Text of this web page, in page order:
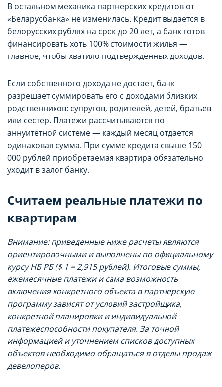
В остальном механика партнерских кредитов от
«Беларусбанка» не изменилась. Кредит выдается в
белорусских рублях на срок до 20 лет, а банк готов
финансировать хоть 100% стоимости жилья —
главное, чтобы хватило подтвержденных доходов.
Если собственного дохода не достает, банк
разрешает суммировать его с доходами близких
родственников: супругов, родителей, детей, братьев
или сестер. Платежи рассчитываются по
аннуитетной системе — каждый месяц отдается
одинаковая сумма. При сумме кредита свыше 150
000 рублей приобретаемая квартира обязательно
уходит в залог банку.
Считаем реальные платежи по
квартирам
Внимание: приведенные ниже расчеты являются
ориентировочными и выполнены по официальному
курсу НБ РБ ($ 1 = 2,915 рублей). Итоговые суммы,
ежемесячные платежи и сама возможность
включения конкретного объекта в партнерскую
программу зависят от условий застройщика,
конкретной планировки и индивидуальной
платежеспособности покупателя. За точной
информацией и уточнением списков доступных
объектов необходимо обращаться в отделы продаж
девелоперов.
функциональные (обязательные) cookie»,
без которых невозможно корректное
функционирование сайта domovita.by
(далее – Сайт).
Сайт запоминает Ваш выбор настроек на 1
год. По окончании этого периода Сайт
снова запросит Ваше согласие. Вы вправе
изменить свой выбор настроек файлов
cookie (в т.ч. отозвать согласие) в любое
время в интерфейсе Сайта путем перехода
по ссылке в нижней части страницы Сайта
Перед тем как совершить выбор настроек
Вы можете ознакомиться с
Политикой обработки файлов cookie ООО
"Аниксмедиа"
, а также со списком файлов cookie,
содержащим их описание и сроки
хранения.
Технические/функциональные
(обязательные) cookie-файлы
Сохранить мой выбор
функциональные (обязательные) cookie»,
без которых невозможно корректное
функционирование сайта domovita.by
(далее – Сайт).
Сайт запоминает Ваш выбор настроек на 1
год. По окончании этого периода Сайт
снова запросит Ваше согласие. Вы вправе
изменить свой выбор настроек файлов
cookie (в т.ч. отозвать согласие) в любое
время в интерфейсе Сайта путем перехода
по ссылке в нижней части страницы Сайта
Перед тем как совершить выбор настроек
Вы можете ознакомиться с
Политикой обработки файлов cookie ООО
"Аниксмедиа"
, а также со списком файлов cookie,
содержащим их описание и сроки
хранения.
Технические/функциональные
(обязательные) cookie-файлы
Сохранить мой выбор